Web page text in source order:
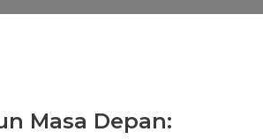
Masa Depan: